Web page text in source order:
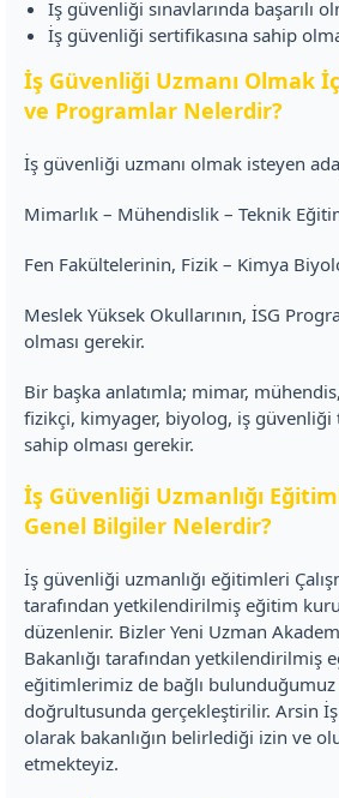
İş güvenliği sınavlarında başarılı
İş güvenliği sertifikasına sahip
İş Güvenliği Uzmanı Olmak
ve Programlar Nelerdir?
İş güvenliği uzmanı olmak isteyen
Mimarlık – Mühendislik – Teknik
Fen Fakültelerinin, Fizik – Kimya
Meslek Yüksek Okullarının, İSG
olması gerekir.
Bir başka anlatımla; mimar,
fizikçi, kimyager, biyolog, iş güvenliği
sahip olması gerekir.
İş Güvenliği Uzmanlığı
Genel Bilgiler Nelerdir?
İş güvenliği uzmanlığı eğitimleri
tarafından yetkilendirilmiş eğitim
düzenlenir. Bizler Yeni Uzman
Bakanlığı tarafından yetkilendirilmiş
eğitimlerimiz de bağlı bulunduğumuz
doğrultusunda gerçekleştirilir. Arsin
olarak bakanlığın belirlediği izin ve
etmekteyiz.